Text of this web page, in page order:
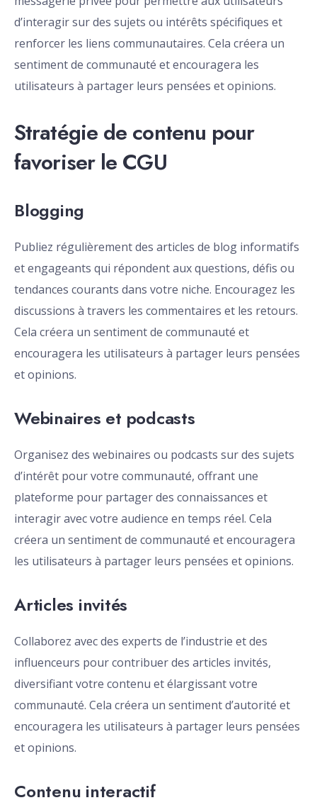
d’interagir sur des sujets ou intérêts spécifiques et
renforcer les liens communautaires. Cela créera un
sentiment de communauté et encouragera les
utilisateurs à partager leurs pensées et opinions.
Stratégie de contenu pour
favoriser le CGU
Blogging
Publiez régulièrement des articles de blog informatifs
et engageants qui répondent aux questions, défis ou
tendances courants dans votre niche. Encouragez les
discussions à travers les commentaires et les retours.
Cela créera un sentiment de communauté et
encouragera les utilisateurs à partager leurs pensées
et opinions.
Webinaires et podcasts
Organisez des webinaires ou podcasts sur des sujets
d’intérêt pour votre communauté, offrant une
plateforme pour partager des connaissances et
interagir avec votre audience en temps réel. Cela
créera un sentiment de communauté et encouragera
les utilisateurs à partager leurs pensées et opinions.
Articles invités
Collaborez avec des experts de l’industrie et des
influenceurs pour contribuer des articles invités,
diversifiant votre contenu et élargissant votre
communauté. Cela créera un sentiment d’autorité et
encouragera les utilisateurs à partager leurs pensées
et opinions.
Contenu interactif